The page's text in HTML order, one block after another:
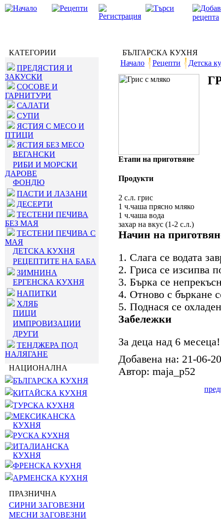
КАТЕГОРИИ
ПРЕДЯСТИЯ И
ЗАКУСКИ
СОСОВЕ И
ГАРНИТУРИ
САЛАТИ
СУПИ
ЯСТИЯ С МЕСО И
ПТИЦИ
ЯСТИЯ БЕЗ МЕСО
ВЕГАНСКИ
РИБИ И МОРСКИ
ДАРОВЕ
ФОНДЮ
ПАСТИ И ЛАЗАНИ
ДЕСЕРТИ
ТЕСТЕНИ ПЕЧИВА
БЕЗ МАЯ
ТЕСТЕНИ ПЕЧИВА С
МАЯ
ДЕТСКА КУХНЯ
РЕЦЕПТИТЕ НА БАБА
ЗИМНИНА
ЕРГЕНСКА КУХНЯ
НАПИТКИ
ХЛЯБ
ПИЦИ
ИМПРОВИЗАЦИИ
ДРУГИ
ТЕНДЖЕРА ПОД
НАЛЯГАНЕ
НАЦИОНАЛНА
БЪЛГАРСКА КУХНЯ
КИТАЙСКА КУХНЯ
ТУРСКА КУХНЯ
МЕКСИКАНСКА
КУХНЯ
РУСКА КУХНЯ
ИТАЛИАНСКА
КУХНЯ
ФРЕНСКА КУХНЯ
АРМЕНСКА КУХНЯ
ПРАЗНИЧНА
СИРНИ ЗАГОВЕЗНИ
МЕСНИ ЗАГОВЕЗНИ
БЪЛГАРСКА КУХНЯ
Начало
Рецепти Детска
Етапи на приготвяне
Продукти
2 с.л. грис
1 ч.чаша прясно мляко
1 ч.чаша вода
захар на вкус (1-2 с.л.)
Начин на
1. Слага се водата
2. Гриса се изсипва
3. Бърка се
4. Отново с бъркане
5. Поднася се
Забележки
За деца над 6 месеца!
Добавена на: 21-06-
Автор: maja_p52